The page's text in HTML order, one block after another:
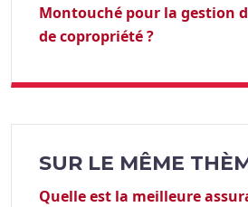
Montouché pour la gestion
de copropriété ?
SUR LE MÊME
Quelle est la meilleure